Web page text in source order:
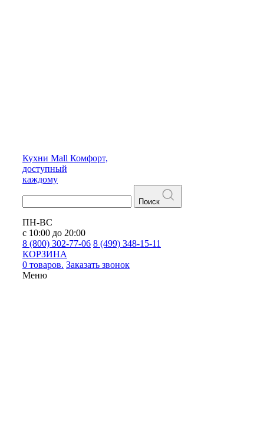
Кухни Mall Комфорт,
доступный
каждому
Поиск
ПН-ВС
с 10:00 до 20:00
8 (800) 302-77-06 8 (499) 348-15-11
КОРЗИНА
0 товаров. Заказать звонок
Меню